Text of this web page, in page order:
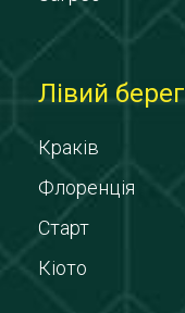
Лівий берег
Краків
Флоренція
Старт
Кіото